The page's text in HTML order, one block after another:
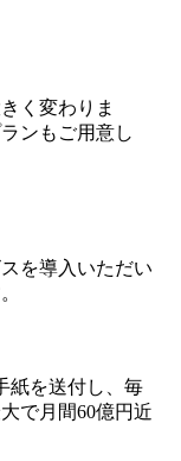
く変わりま
ンもご用意し
を導入いただい
紙を送付し、毎
で月間60億円近